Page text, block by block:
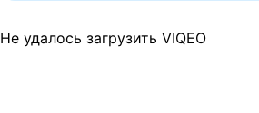
Не удалось загрузить VIQEO